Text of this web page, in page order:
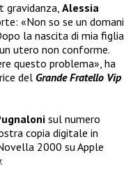
Alessia
«Non so se un domani
la nascita di mia figlia
utero non conforme.
questo problema», ha
del Grande Fratello Vip
sul numero
copia digitale in
2000 su Apple